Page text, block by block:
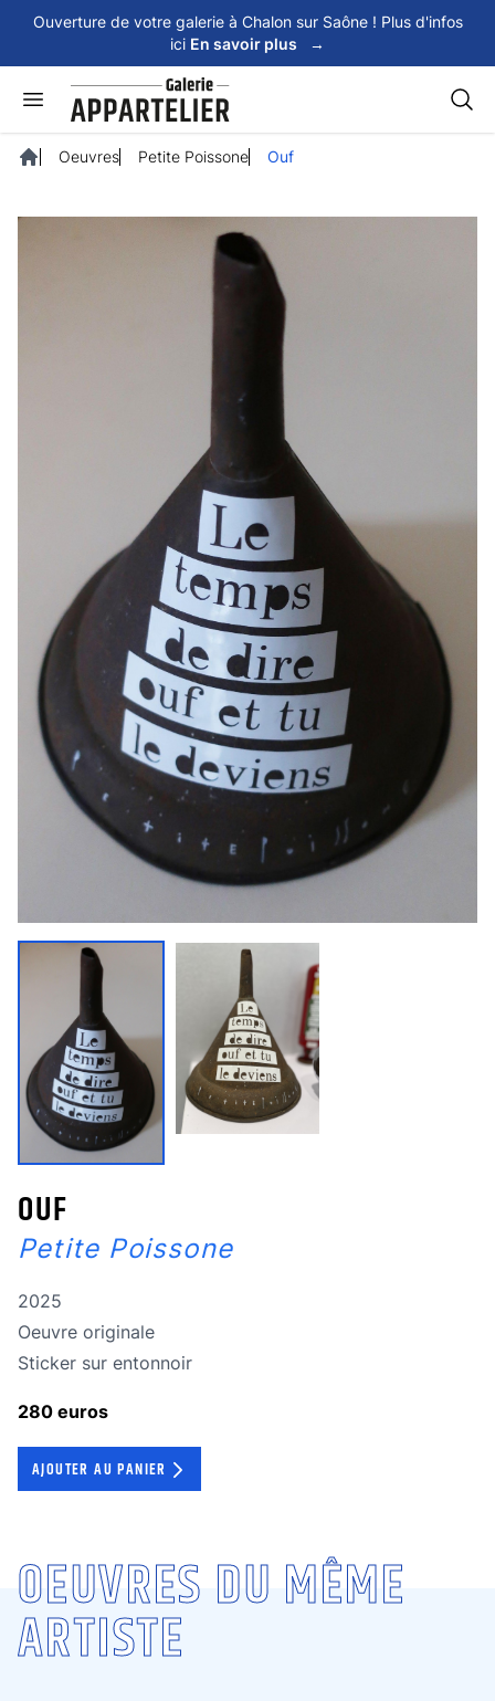
Ouverture de votre galerie à Chalon sur Saône ! Plus d'infos
ici En savoir plus →
Oeuvres Petite Poissone Ouf
OUF
Petite Poissone
Année de réalisation
2025
Oeuvre originale
Oeuvre originale
Technique
Sticker sur entonnoir
280 euros
AJOUTER AU PANIER
OEUVRES DU MÊME
ARTISTE
Panneau de gestion des cookies